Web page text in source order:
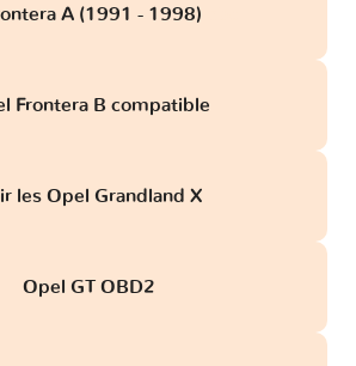
A (1991 - 1998)
Frontera B compatible
les Opel Grandland X
Opel GT OBD2